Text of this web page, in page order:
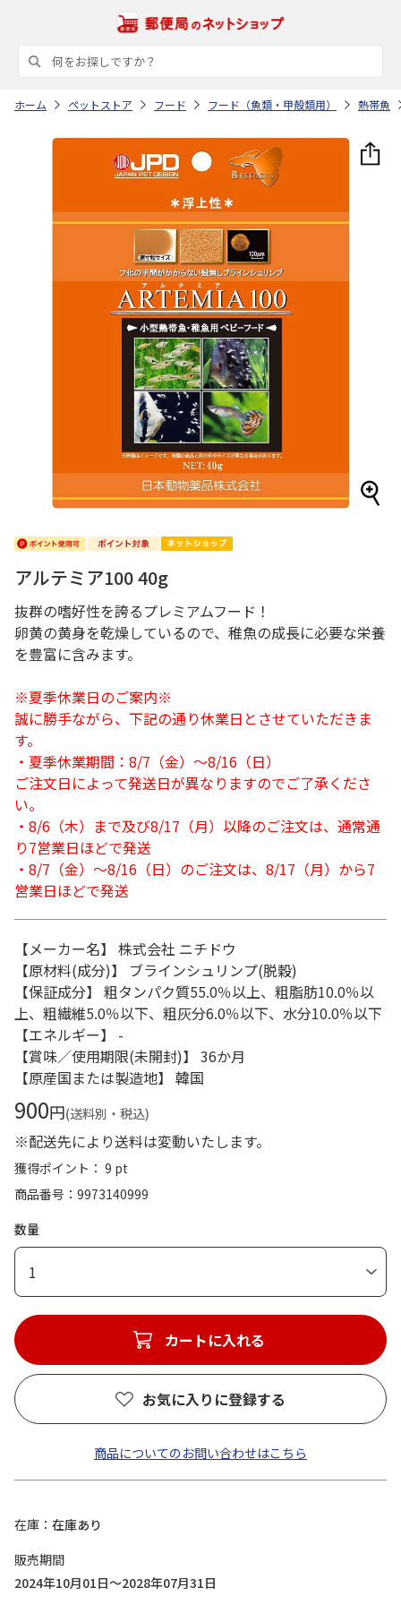
ホーム ペットストア フード フード（魚類・甲殻類用） 熱帯魚
アルテミア100 40g
抜群の嗜好性を誇るプレミアムフード！
卵黄の黄身を乾燥しているので、稚魚の成長に必要な栄養
を豊富に含みます。
※夏季休業日のご案内※
誠に勝手ながら、下記の通り休業日とさせていただきま
す。
・夏季休業期間：8/7（金）～8/16（日）
ご注文日によって発送日が異なりますのでご了承くださ
い。
・8/6（木）まで及び8/17（月）以降のご注文は、通常通
り7営業日ほどで発送
・8/7（金）～8/16（日）のご注文は、8/17（月）から7
営業日ほどで発送
【メーカー名】 株式会社 ニチドウ
【原材料(成分)】 ブラインシュリンプ(脱穀)
【保証成分】 粗タンパク質55.0％以上、粗脂肪10.0％以
上、粗繊維5.0％以下、粗灰分6.0％以下、水分10.0％以下
【エネルギー】 -
【賞味／使用期限(未開封)】 36か月
【原産国または製造地】 韓国
900円(送料別・税込)
※配送先により送料は変動いたします。
獲得ポイント： 9 pt
商品番号
9973140999
数量
1
カートに入れる
お気に入りに登録する
商品についてのお問い合わせはこちら
在庫
在庫あり
販売期間
2024年10月01日～2028年07月31日